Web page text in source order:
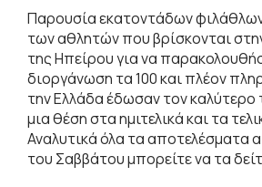
Παρουσία εκατοντάδων
των αθλητών που βρίσκονται
της Ηπείρου για να
διοργάνωση τα 100 και πλέον
την Ελλάδα έδωσαν τον καλύτερο
μια θέση στα ημιτελικά και τα
Αναλυτικά όλα τα αποτελέσματα
του Σαββάτου μπορείτε να τα